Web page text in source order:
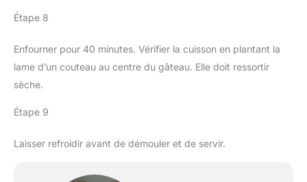
Étape 8
Enfourner pour 40 minutes. Vérifier la cuisson en plantant la
lame d’un couteau au centre du gâteau. Elle doit ressortir
sèche.
Étape 9
Laisser refroidir avant de démouler et de servir.